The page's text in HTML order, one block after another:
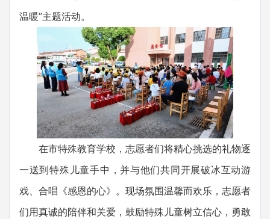
温暖”主题活动。
在市特殊教育学校，志愿者们将精心挑选的礼物逐
一送到特殊儿童手中，并与他们共同开展破冰互动游
戏、合唱《感恩的心》。现场氛围温馨而欢乐，志愿者
们用真诚的陪伴和关爱，鼓励特殊儿童树立信心，勇敢